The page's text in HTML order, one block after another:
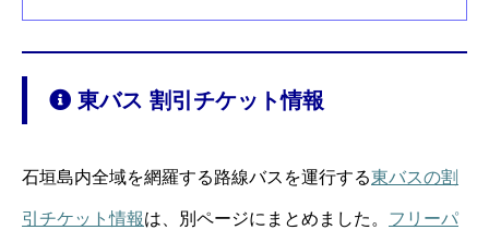
東バス 割引チケット情報
石垣島内全域を網羅する路線バスを運行する東バスの割
引チケット情報は、別ページにまとめました。 フリーパ